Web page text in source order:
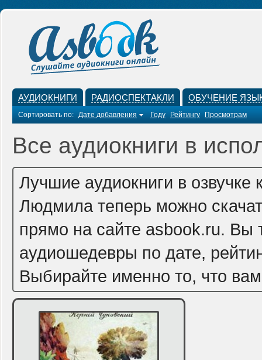
АУДИОКНИГИ РАДИОСПЕКТАКЛИ ОБУЧЕНИЕ
Сортировать по: Дате добавления Году Рейтингу Просмотрам
Все аудиокниги в
Лучшие аудиокниги в
Людмила теперь можно
прямо на сайте asbook.ru. Вы
аудиошедевры по дате,
Выбирайте именно то, что